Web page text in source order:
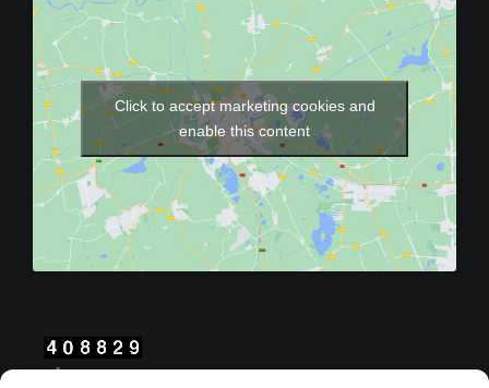
Click to accept marketing cookies and
enable this content